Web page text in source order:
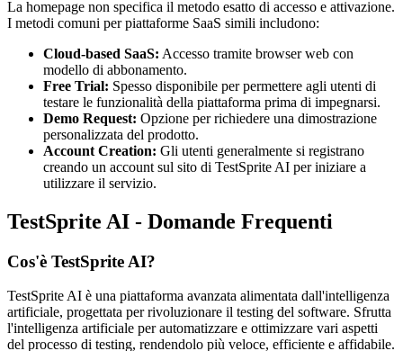
La homepage non specifica il metodo esatto di accesso e attivazione.
I metodi comuni per piattaforme SaaS simili includono:
Cloud-based SaaS: Accesso tramite browser web con
modello di abbonamento.
Free Trial: Spesso disponibile per permettere agli utenti di
testare le funzionalità della piattaforma prima di impegnarsi.
Demo Request: Opzione per richiedere una dimostrazione
personalizzata del prodotto.
Account Creation: Gli utenti generalmente si registrano
creando un account sul sito di TestSprite AI per iniziare a
utilizzare il servizio.
TestSprite AI - Domande Frequenti
Cos'è TestSprite AI?
TestSprite AI è una piattaforma avanzata alimentata dall'intelligenza
artificiale, progettata per rivoluzionare il testing del software. Sfrutta
l'intelligenza artificiale per automatizzare e ottimizzare vari aspetti
del processo di testing, rendendolo più veloce, efficiente e affidabile.